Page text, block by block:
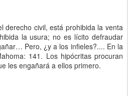
derecho civil, está prohibida la venta
la usura; no es lícito defraudar
Pero, ¿y a los infieles?.... En la
141. Los hipócritas procuran
les engañará a ellos primero.